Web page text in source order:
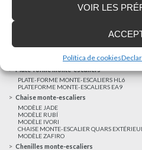
VOIR LES
Política de cookies
ASCENSEUR PRIVATIF EHP 05
ÉLÉVATEURS VERTICAUX BLE
Plate-forme monte-escaliers
PLATE-FORME MONTE-ESCALIERS HL6
PLATEFORME MONTE-ESCALIERS EA9
Chaise monte-escaliers
MODÈLE JADE
MODÈLE RUBÍ
MODÈLE IVORI
CHAISE MONTE-ESCALIER QUARS
MODÈLE ZAFIRO
Chenilles monte-escaliers